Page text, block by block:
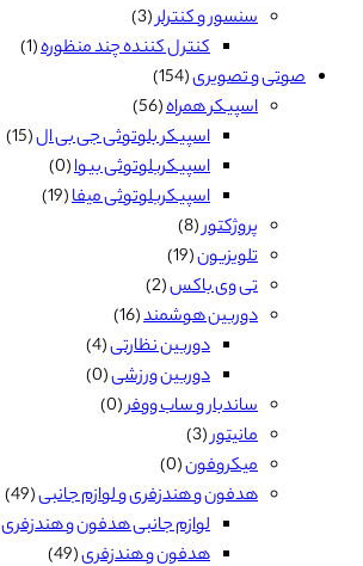
سنسور و کنترلر(3)
کنترل کننده چند منظوره(1)
صوتی و تصویری(154)
اسپیکر همراه(56)
اسپیکر بلوتوثی جی بی ال(15)
اسپیکربلوتوثی بیوا(0)
اسپیکربلوتوثی میفا(19)
پروژکتور(8)
تلویزیون(19)
تی وی باکس(2)
دوربین هوشمند(16)
دوربین نظارتی(4)
دوربین ورزشی(0)
ساندبار و ساب ووفر(0)
مانیتور(3)
میکروفون(0)
هدفون و هندزفری و لوازم جانبی(49)
لوازم جانبی هدفون و هندزفری
هدفون و هندزفری(49)